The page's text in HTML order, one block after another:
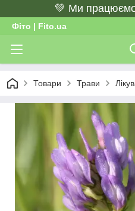
💚 Ми
Фіто | Fito.ua
Товари Трави